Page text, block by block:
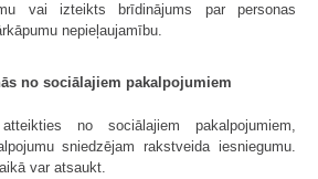
vai izteikts brīdinājums par personas
nepieļaujamību.
no sociālajiem pakalpojumiem
no sociālajiem pakalpojumiem,
sniedzējam rakstveida iesniegumu.
var atsaukt.